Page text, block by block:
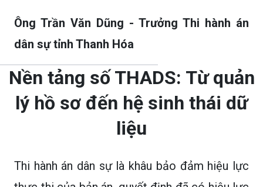
Ông Trần Văn Dũng - Trưởng Thi hành án
dân sự tỉnh Thanh Hóa
Nền tảng số THADS: Từ quản
lý hồ sơ đến hệ sinh thái dữ
liệu
Thi hành án dân sự là khâu bảo đảm hiệu lực